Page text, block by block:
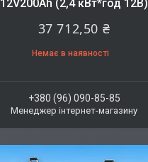
12V200Ah (2,4 кВт*год 12В)
37 712,50 ₴
Немає в наявності
+380 (96) 090-85-85
Менеджер інтернет-магазину